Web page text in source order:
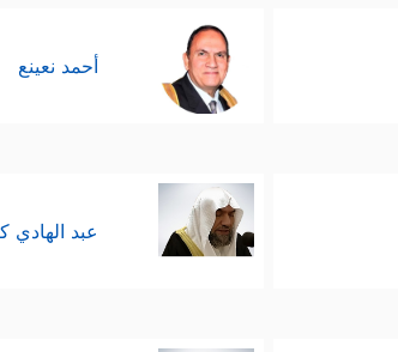
أحمد نعينع
عبد الهادي